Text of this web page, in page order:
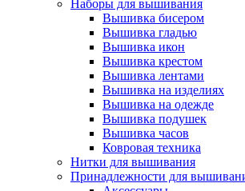
Наборы для вышивания
Вышивка бисером
Вышивка гладью
Вышивка икон
Вышивка крестом
Вышивка лентами
Вышивка на изделиях
Вышивка на одежде
Вышивка подушек
Вышивка часов
Ковровая техника
Нитки для вышивания
Принадлежности для